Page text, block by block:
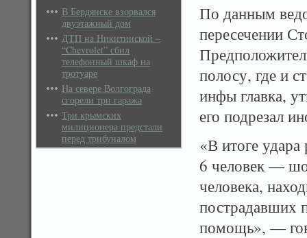
В Бердянске взорвался
двуэтажный дом
ДТП на Никитинской –
“Chevrolet” сбил
телефонный шкаф на
тротуаре
На севере Волгограда
сгорели три гаража
Три крымских
милиционера предстали
перед трибуналом
По данным
пересечении
полосу, где и
инфы главка,
его подрезал
«В итоге
6 человек —
человека,
пострадавших
помощь», —